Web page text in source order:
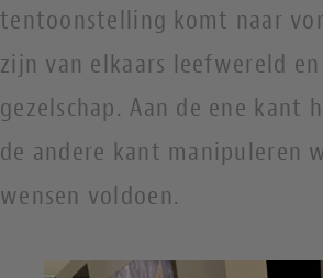
tentoonstelling komt naar
zijn van elkaars leefwereld
gezelschap. Aan de ene kant
de andere kant manipuleren
wensen voldoen.